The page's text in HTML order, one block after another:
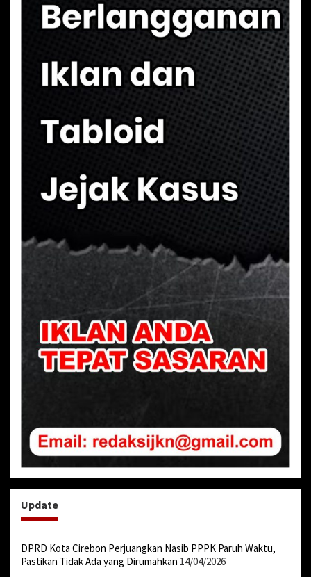
Update
DPRD Kota Cirebon Perjuangkan Nasib PPPK Paruh Waktu,
Pastikan Tidak Ada yang Dirumahkan 14/04/2026